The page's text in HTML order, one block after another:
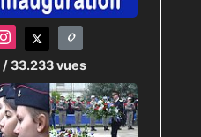
/ 33.233 vues